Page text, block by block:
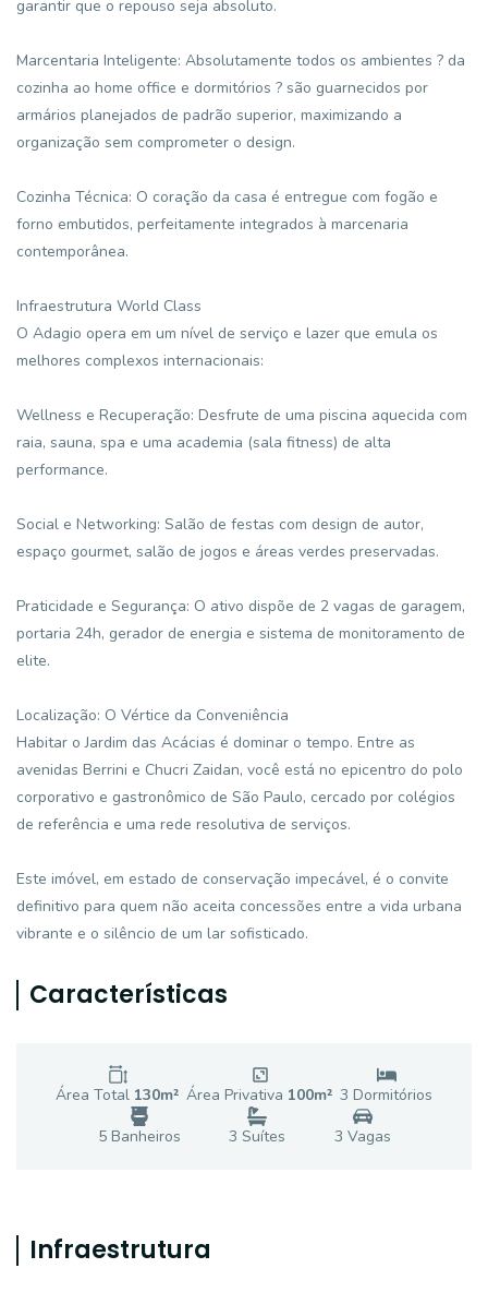
garantir que o repouso seja absoluto.
Marcentaria Inteligente: Absolutamente todos os ambientes ? da
cozinha ao home office e dormitórios ? são guarnecidos por
armários planejados de padrão superior, maximizando a
organização sem comprometer o design.
Cozinha Técnica: O coração da casa é entregue com fogão e
forno embutidos, perfeitamente integrados à marcenaria
contemporânea.
Infraestrutura World Class
O Adagio opera em um nível de serviço e lazer que emula os
melhores complexos internacionais:
Wellness e Recuperação: Desfrute de uma piscina aquecida com
raia, sauna, spa e uma academia (sala fitness) de alta
performance.
Social e Networking: Salão de festas com design de autor,
espaço gourmet, salão de jogos e áreas verdes preservadas.
Praticidade e Segurança: O ativo dispõe de 2 vagas de garagem,
portaria 24h, gerador de energia e sistema de monitoramento de
elite.
Localização: O Vértice da Conveniência
Habitar o Jardim das Acácias é dominar o tempo. Entre as
avenidas Berrini e Chucri Zaidan, você está no epicentro do polo
corporativo e gastronômico de São Paulo, cercado por colégios
de referência e uma rede resolutiva de serviços.
Este imóvel, em estado de conservação impecável, é o convite
definitivo para quem não aceita concessões entre a vida urbana
vibrante e o silêncio de um lar sofisticado.
Características
Área Total 130m² Área Privativa 100m² 3 Dormitórios
5Banheiros 3 Suítes 3 Vagas
Infraestrutura